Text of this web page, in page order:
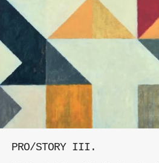
PRO/STORY III.